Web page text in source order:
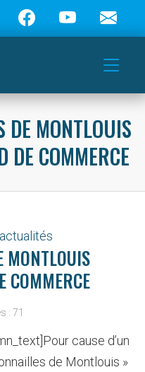
DE MONTLOUIS
DE COMMERCE
MONTLOUIS
COMMERCE
: 71
cause d’un
de Montlouis »